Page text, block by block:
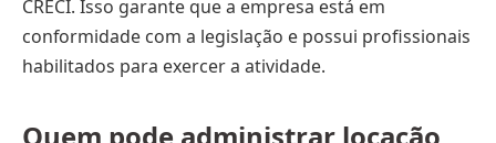
CRECI. Isso garante que a empresa está em
conformidade com a legislação e possui profissionais
habilitados para exercer a atividade.